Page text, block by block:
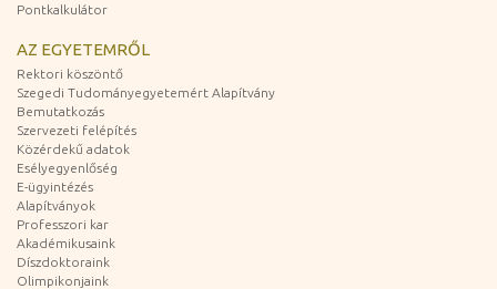
Pontkalkulátor
AZ EGYETEMRŐL
Rektori köszöntő
Szegedi Tudományegyetemért Alapítvány
Bemutatkozás
Szervezeti felépítés
Közérdekű adatok
Esélyegyenlőség
E-ügyintézés
Alapítványok
Professzori kar
Akadémikusaink
Díszdoktoraink
Olimpikonjaink